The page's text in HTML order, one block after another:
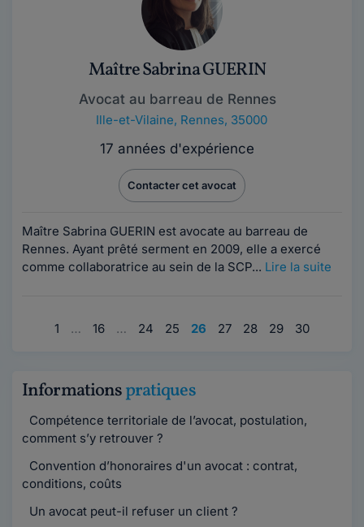
Maître Sabrina GUERIN
Avocat au barreau de Rennes
Ille-et-Vilaine, Rennes, 35000
17 années d'expérience
Contacter cet avocat
Maître Sabrina GUERIN est avocate au barreau de
Rennes. Ayant prêté serment en 2009, elle a exercé
comme collaboratrice au sein de la SCP... Lire la suite
1 … 16 … 24 25 26 27 28 29 30
Informationspratiques
Compétence territoriale de l’avocat, postulation,
comment s’y retrouver ?
Convention d’honoraires d'un avocat : contrat,
conditions, coûts
Un avocat peut-il refuser un client ?